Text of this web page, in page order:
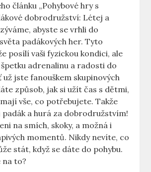
článku „Pohybové hry s
dobrodružství: Létej a
abyste se vrhli do
padákových her. Tyto
posílí vaši fyzickou kondici, ale
adrenalinu a radosti do
už jste fanouškem skupinových
způsob, jak si užít čas s dětmi,
vše, co potřebujete. Takže
a hurá za dobrodružstvím!
na smích, skoky, a možná i
momentů. Nikdy nevíte, co
stát, když se dáte do pohybu.
na to?